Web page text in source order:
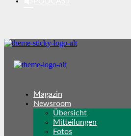
Magazin
Newsroom
Übersicht
Mitteilungen
Fotos